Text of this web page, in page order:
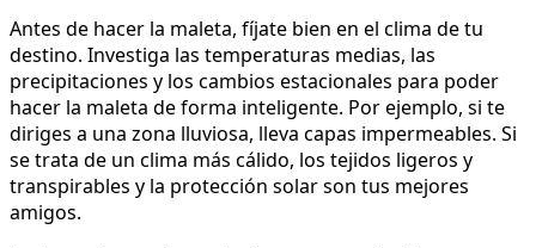
Antes de hacer la maleta, fíjate bien en el clima de tu
destino. Investiga las temperaturas medias, las
precipitaciones y los cambios estacionales para poder
hacer la maleta de forma inteligente. Por ejemplo, si te
diriges a una zona lluviosa, lleva capas impermeables. Si
se trata de un clima más cálido, los tejidos ligeros y
transpirables y la protección solar son tus mejores
amigos.